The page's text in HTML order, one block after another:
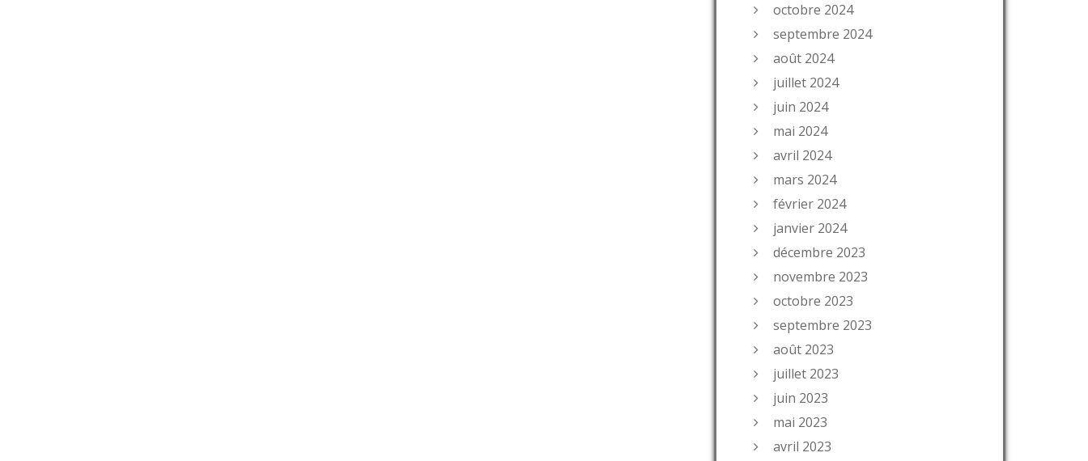
octobre 2024
septembre 2024
août 2024
juillet 2024
juin 2024
mai 2024
avril 2024
mars 2024
février 2024
janvier 2024
décembre 2023
novembre 2023
octobre 2023
septembre 2023
août 2023
juillet 2023
juin 2023
mai 2023
avril 2023